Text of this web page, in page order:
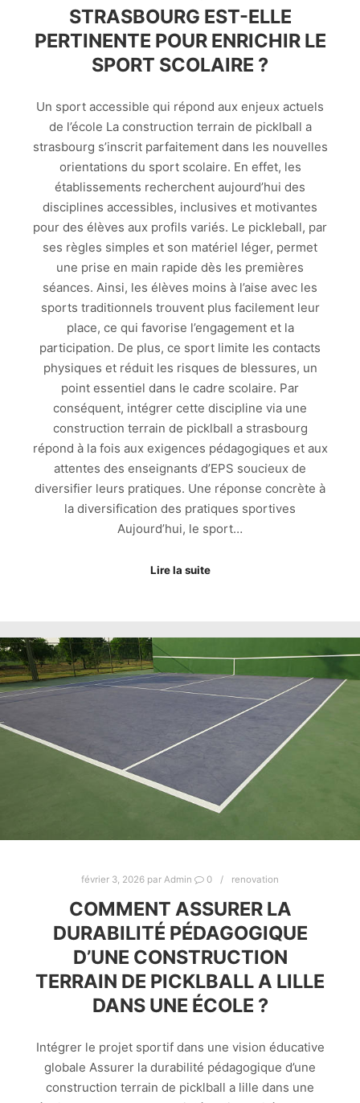
STRASBOURG EST-ELLE
PERTINENTE POUR ENRICHIR LE
SPORT SCOLAIRE ?
Un sport accessible qui répond aux enjeux actuels
de l’école La construction terrain de picklball a
strasbourg s’inscrit parfaitement dans les nouvelles
orientations du sport scolaire. En effet, les
établissements recherchent aujourd’hui des
disciplines accessibles, inclusives et motivantes
pour des élèves aux profils variés. Le pickleball, par
ses règles simples et son matériel léger, permet
une prise en main rapide dès les premières
séances. Ainsi, les élèves moins à l’aise avec les
sports traditionnels trouvent plus facilement leur
place, ce qui favorise l’engagement et la
participation. De plus, ce sport limite les contacts
physiques et réduit les risques de blessures, un
point essentiel dans le cadre scolaire. Par
conséquent, intégrer cette discipline via une
construction terrain de picklball a strasbourg
répond à la fois aux exigences pédagogiques et aux
attentes des enseignants d’EPS soucieux de
diversifier leurs pratiques. Une réponse concrète à
la diversification des pratiques sportives
Aujourd’hui, le sport…
Lire la suite
février 3, 2026 par Admin 0 renovation
COMMENT ASSURER LA
DURABILITÉ PÉDAGOGIQUE
D’UNE CONSTRUCTION
TERRAIN DE PICKLBALL A LILLE
DANS UNE ÉCOLE ?
Intégrer le projet sportif dans une vision éducative
globale Assurer la durabilité pédagogique d’une
construction terrain de picklball a lille dans une